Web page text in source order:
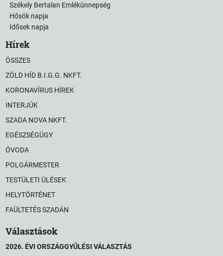
Székely Bertalan Emlékünnepség
Hősök napja
Idősek napja
Hírek
ÖSSZES
ZÖLD HÍD B.I.G.G. NKFT.
KORONAVÍRUS HÍREK
INTERJÚK
SZADA NOVA NKFT.
EGÉSZSÉGÜGY
ÓVODA
POLGÁRMESTER
TESTÜLETI ÜLÉSEK
HELYTÖRTÉNET
FAÜLTETÉS SZADÁN
Választások
2026. ÉVI ORSZÁGGYŰLÉSI VÁLASZTÁS